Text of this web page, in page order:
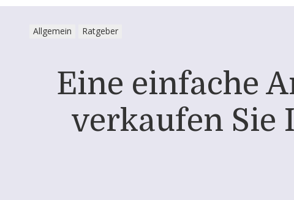
Allgemein Ratgeber
Eine einfache
verkaufen Sie